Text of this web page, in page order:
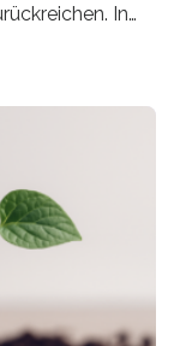
In
Stechmücken-
in
konnte als neue
und trägt
Dieser erste
in Bernstein
einer
denn…